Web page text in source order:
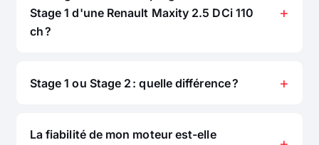
Stage 1 d'une Renault Maxity 2.5 DCi 110
ch ?
Stage 1 ou Stage 2 : quelle différence ?
La fiabilité de mon moteur est-elle